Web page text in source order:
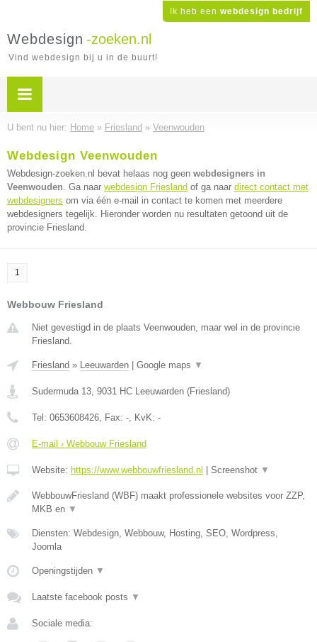
Ik heb een webdesign bedrijf
Webdesign -zoeken.nl
Vind webdesign bij u in de buurt!
U bent nu hier: Home » Friesland » Veenwouden
Webdesign Veenwouden
Webdesign-zoeken.nl bevat helaas nog geen webdesigners in
Veenwouden. Ga naar webdesign Friesland of ga naar direct contact met
webdesigners om via één e-mail in contact te komen met meerdere
webdesigners tegelijk. Hieronder worden nu resultaten getoond uit de
provincie Friesland.
1
Webbouw Friesland
Niet gevestigd in de plaats Veenwouden, maar wel in de provincie
Friesland.
Friesland » Leeuwarden Google maps ▼
Sudermuda 13, 9031 HC Leeuwarden (Friesland)
Tel: 0653608426, Fax: -, KvK: -
E-mail › Webbouw Friesland
Website: https://www.webbouwfriesland.nl Screenshot ▼
WebbouwFriesland (WBF) maakt professionele websites voor ZZP,
MKB en ▼
Diensten: Webdesign, Webbouw, Hosting, SEO, Wordpress,
Joomla
Openingstijden ▼
Laatste facebook posts ▼
Sociale media: